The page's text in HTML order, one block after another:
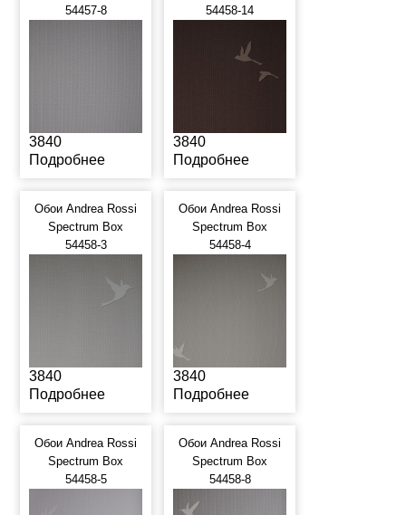
54457-8
3840
Подробнее
54458-14
3840
Подробнее
Обои Andrea Rossi
Spectrum Box
54458-3
3840
Подробнее
Обои Andrea Rossi
Spectrum Box
54458-4
3840
Подробнее
Обои Andrea Rossi
Spectrum Box
54458-5
Обои Andrea Rossi
Spectrum Box
54458-8